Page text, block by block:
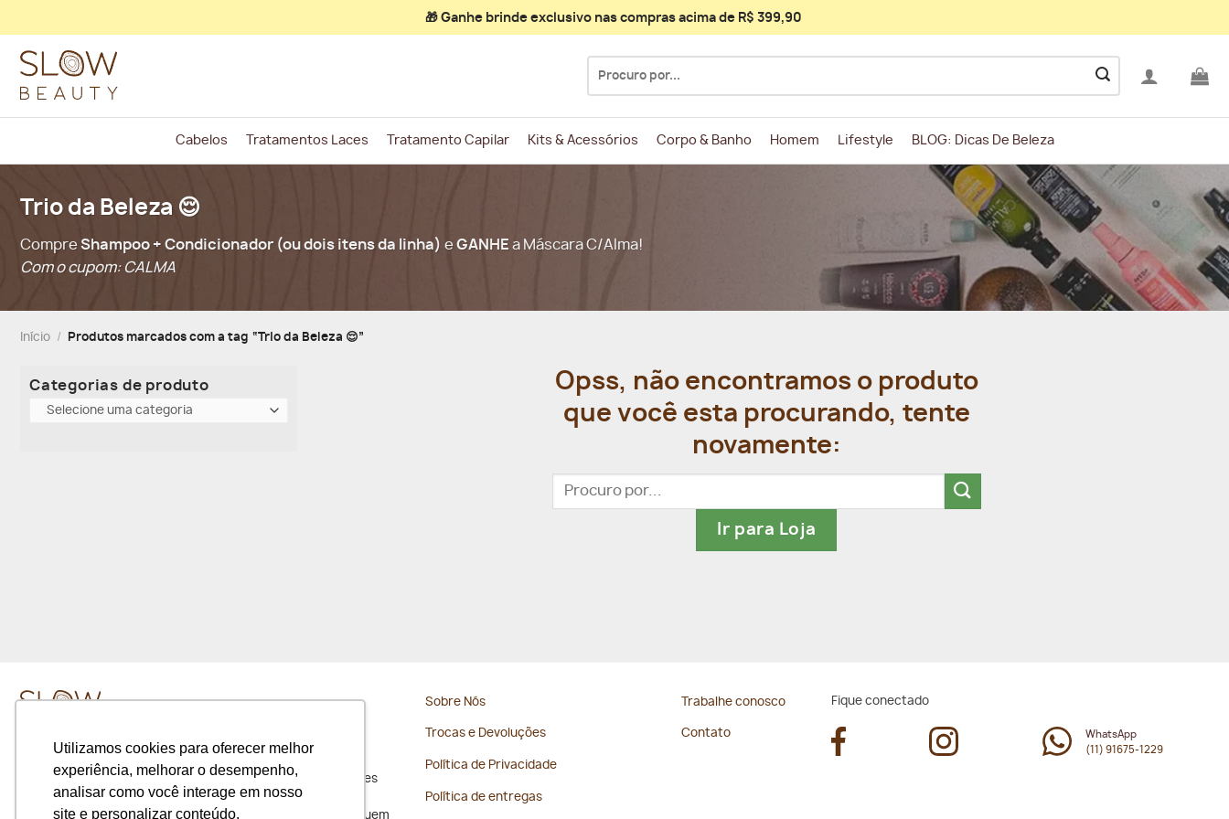
Utilizamos cookies para oferecer melhor
experiência, melhorar o desempenho,
analisar como você interage em nosso
site e personalizar conteúdo.
to
content
🎁 Ganhe brinde exclusivonas compras acima de R$ 399,90
por:
Cabelos Tratamentos Laces Tratamento Capilar Kits & Acessórios Corpo & Banho Homem Lifestyle BLOG: Dicas De Beleza
Trio da Beleza 😌
CompreShampoo + Condicionador (ou dois itens da linha) eGANHE a Máscara C/Alma!
Com o cupom: CALMA
Início / Produtos marcados com a tag “Trio da Beleza 😌”
Categorias de produto
Selecione uma categoria
Opss, não encontramos o produto
que você esta procurando, tente
novamente:
Pesquisar
Ir para Loja
Slow Beauty é uma loja on-line de produtos com ingredientes
naturais e orgânicos. Oferecemos escolhas coerentes, os
produtos naturais proporcionam saúde e bem estar para quem
Sobre Nós
Trocas e Devoluções
Política de Privacidade
Política de entregas
Trabalhe conosco
Contato
Fique conectado
WhatsApp
(11) 91675-1229